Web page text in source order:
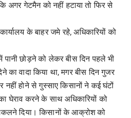
अगर गेटमैन को नहीं हटाया तो फिर से
के बाहर जमे रहे, अधिकारियों को
पानी छोड़ने को लेकर बीस दिन पहले भी
का वादा किया था, मगर बीस दिन गुजर
नहीं होने से गुस्साए किसानों ने कई घंटों
घेराव करने के साथ अधिकारियों को
दिया। किसानों के आक्रोश को